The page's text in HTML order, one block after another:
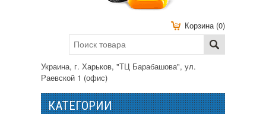
Корзина (0)
Украина, г. Харьков, "ТЦ Барабашова", ул.
Раевской 1 (офис)
КАТЕГОРИИ